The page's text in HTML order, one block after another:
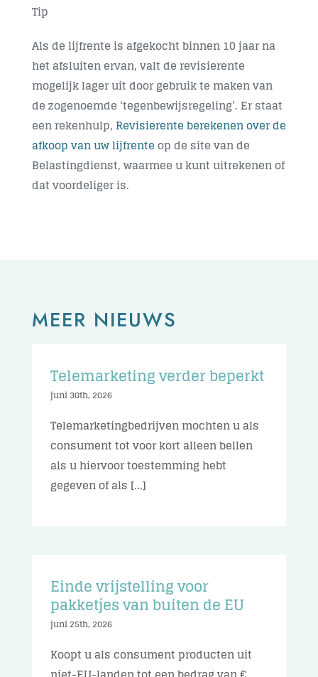
Tip
Als de lijfrente is afgekocht binnen 10 jaar na
het afsluiten ervan, valt de revisierente
mogelijk lager uit door gebruik te maken van
de zogenoemde ‘tegenbewijsregeling’. Er staat
een rekenhulp, Revisierente berekenen over de
afkoop van uw lijfrenteop de site van de
Belastingdienst, waarmee u kunt uitrekenen of
dat voordeliger is.
MEER NIEUWS
Telemarketing verder beperkt
juni 30th, 2026
Telemarketingbedrijven mochten u als
consument tot voor kort alleen bellen
als u hiervoor toestemming hebt
gegeven of als [...]
Einde vrijstelling voor
pakketjes van buiten de EU
juni 25th, 2026
Koopt u als consument producten uit